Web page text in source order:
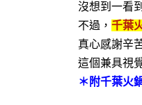
沒想到一看
不過， 千葉
真心感謝辛
這個兼具視
＊附千葉火